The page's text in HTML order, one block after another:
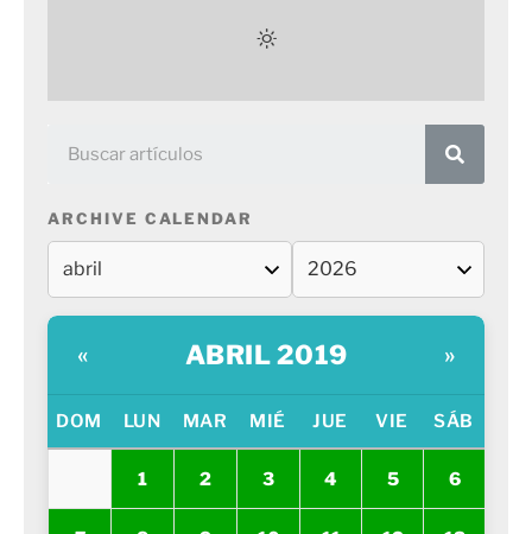
ARCHIVE CALENDAR
« ABRIL 2019 »
DOM LUN MAR MIÉ JUE VIE SÁB
1 2 3 4 5 6